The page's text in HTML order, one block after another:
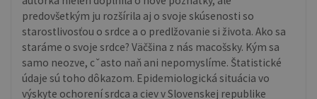
predovšetkým ju rozšírila aj o svoje skúsenosti so
starostlivosťou o srdce a o predlžovanie si života. Ako sa
staráme o svoje srdce? Väčšina z nás macošsky. Kým sa
samo neozve, cˇasto naň ani nepomyslíme. Štatistické
údaje sú toho dôkazom. Epidemiologická situácia vo
výskyte ochorení srdca a ciev v Slovenskej republike